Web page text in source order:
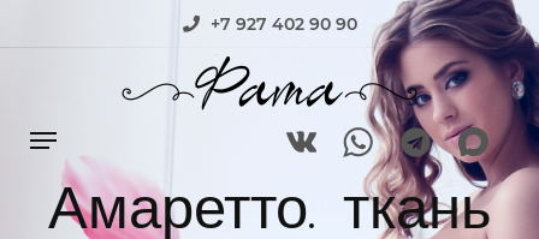
+7 927 402 90 90
Амаретто. ткань